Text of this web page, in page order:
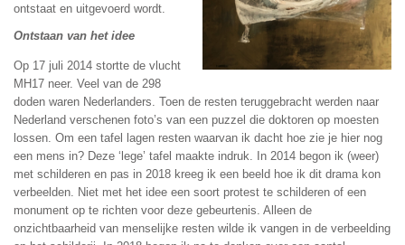
ontstaat en uitgevoerd wordt.
Ontstaan van het idee
Op 17 juli 2014 stortte de vlucht
MH17 neer. Veel van de 298
doden waren Nederlanders. Toen de resten teruggebracht werden naar
Nederland verschenen foto’s van een puzzel die doktoren op moesten
lossen. Om een tafel lagen resten waarvan ik dacht hoe zie je hier nog
een mens in? Deze ‘lege’ tafel maakte indruk. In 2014 begon ik (weer)
met schilderen en pas in 2018 kreeg ik een beeld hoe ik dit drama kon
verbeelden. Niet met het idee een soort protest te schilderen of een
monument op te richten voor deze gebeurtenis. Alleen de
onzichtbaarheid van menselijke resten wilde ik vangen in de verbeelding